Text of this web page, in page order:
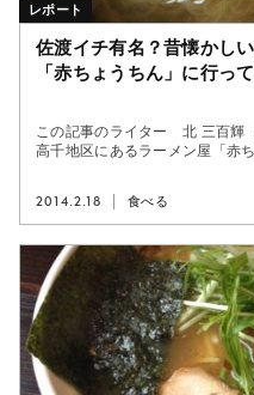
佐渡イチ有名？昔懐かし
「赤ちょうちん」に行っ
この記事のライター 北 三百輝
高千地区にあるラーメン屋「赤
2014.2.18 食べる
レポート